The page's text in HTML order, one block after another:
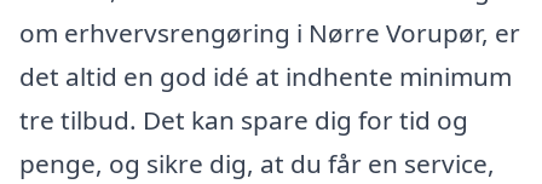
om erhvervsrengøring i Nørre Vorupør, er
det altid en god idé at indhente minimum
tre tilbud. Det kan spare dig for tid og
penge, og sikre dig, at du får en service,